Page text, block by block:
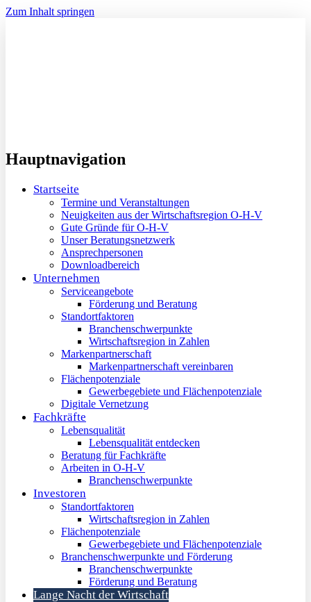
Zum Inhalt springen
Hauptnavigation
Startseite
Termine und Veranstaltungen
Neuigkeiten aus der Wirtschaftsregion O-H-V
Gute Gründe für O-H-V
Unser Beratungsnetzwerk
Ansprechpersonen
Downloadbereich
Unternehmen
Serviceangebote
Förderung und Beratung
Standortfaktoren
Branchenschwerpunkte
Wirtschaftsregion in Zahlen
Markenpartnerschaft
Markenpartnerschaft vereinbaren
Flächenpotenziale
Gewerbegebiete und Flächenpotenziale
Digitale Vernetzung
Fachkräfte
Lebensqualität
Lebensqualität entdecken
Beratung für Fachkräfte
Arbeiten in O-H-V
Branchenschwerpunkte
Investoren
Standortfaktoren
Wirtschaftsregion in Zahlen
Flächenpotenziale
Gewerbegebiete und Flächenpotenziale
Branchenschwerpunkte und Förderung
Branchenschwerpunkte
Förderung und Beratung
Lange Nacht der Wirtschaft